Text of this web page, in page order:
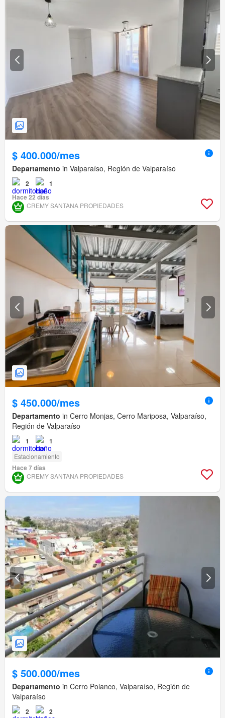
$ 400.000/mes
Departamento in Valparaíso, Región de Valparaíso
2
1
Hace 22 días
CREMY SANTANA PROPIEDADES
$ 450.000/mes
Departamento in Cerro Monjas, Cerro Mariposa, Valparaíso,
Región de Valparaíso
1 1
Estacionamiento
Hace 7 días
CREMY SANTANA PROPIEDADES
$ 500.000/mes
Departamento in Cerro Polanco, Valparaíso, Región de
Valparaíso
2 2